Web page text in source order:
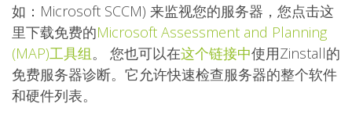
如：Microsoft SCCM) 来监视您的服务器，您点击这
里下载免费的Microsoft Assessment and Planning
(MAP)工具组。 您也可以在这个链接中使用Zinstall的
免费服务器诊断。它允许快速检查服务器的整个软件
和硬件列表。